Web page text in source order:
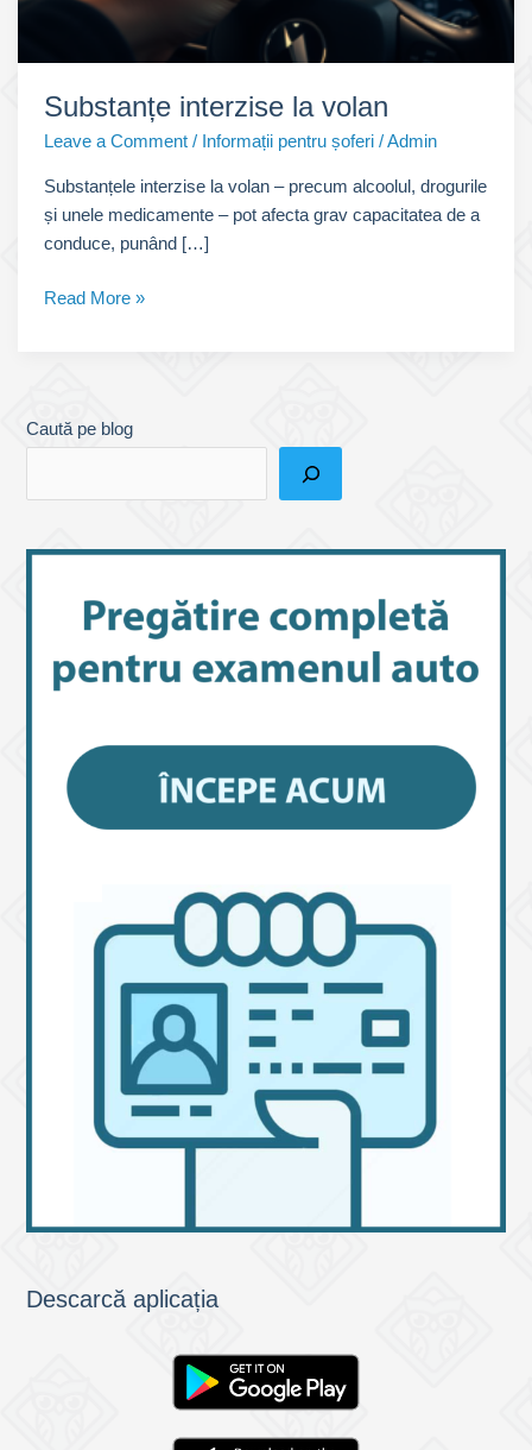
Substanțe interzise la volan
Leave a Comment / Informații pentru șoferi /Admin
Substanțele interzise la volan – precum alcoolul, drogurile
și unele medicamente – pot afecta grav capacitatea de a
conduce, punând […]
Substanțe
Read More »
Caută pe blog
Descarcă aplicația